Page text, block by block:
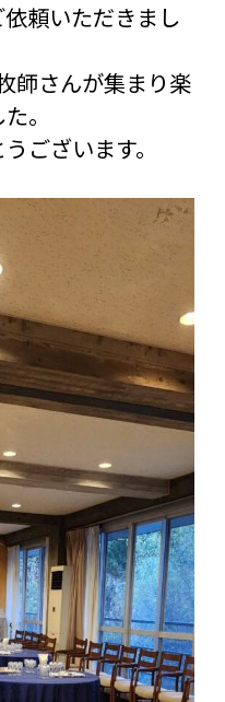
頼いただきまし
師さんが集まり楽
。
ございます。